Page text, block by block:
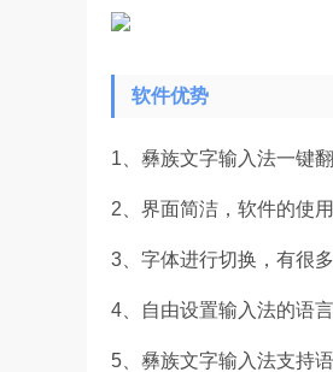
软件优势
1、彝族文字输入法一键
2、界面简洁，软件的使
3、字体进行切换，有很
4、自由设置输入法的语
5、彝族文字输入法支持